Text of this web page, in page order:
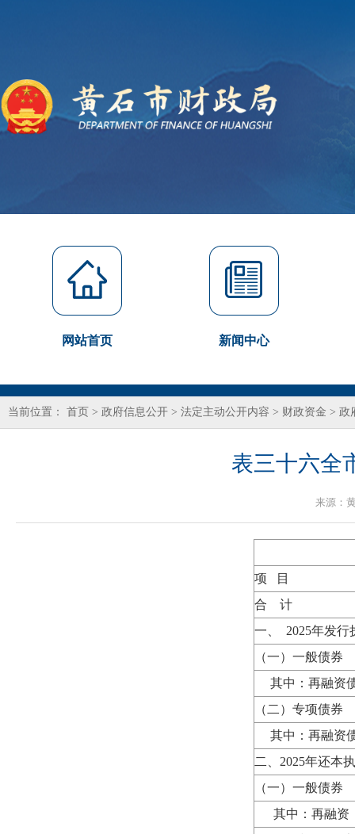
网站首页 新闻中心
当前位置： 首页 > 政府信息公开 > 法定主动公开内容 > 财政资金 > 政
表三十六全
来源：
项 目
合 计
一、 2025年发行
（一）一般债券
其中：再融资
（二）专项债券
其中：再融资
二、2025年还本
（一）一般债券
其中：再融资